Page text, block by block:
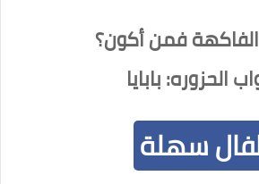
الفاكهة فمن أكون؟
الحزوره: بابايا
سهلة